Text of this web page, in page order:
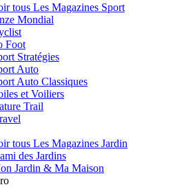
tous Les Magazines Sport
Mondial
Foot
Stratégies
Auto
Auto Classiques
et Voiliers
Trail
tous Les Magazines Jardin
des Jardins
Jardin & Ma Maison